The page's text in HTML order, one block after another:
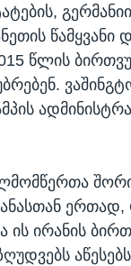
წამყვანი
წლის
ერთად,
ის ირანის